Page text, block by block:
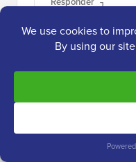
Você usou &&?
25 de ago. de 2016
Quando você
você